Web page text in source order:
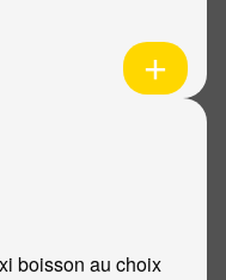
boisson au choix